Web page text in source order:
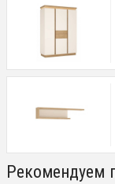
Рекомендуем